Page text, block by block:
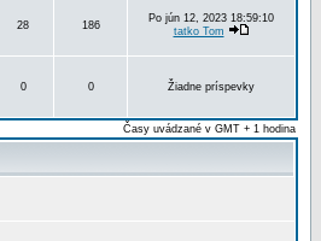
28 186
Po jún 12, 2023 18:59:10
tatko Tom
0 0 Žiadne príspevky
Časy uvádzané v GMT + 1 hodina